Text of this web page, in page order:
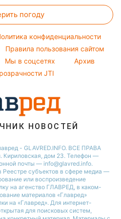
погоду
конфиденциальности
Правила пользования сайтом
Мы в соцсетях
Архив
JTI
НОВОСТЕЙ
- GLAVRED.INFO. ВСЕ ПРАВА
дом 23. Телефон —
почты — info@glavred.info.
Реестре cубъектов в сфере медиа —
или воспроизведение
на агенство ГЛАВРЕД, в каком-
материалов «Главред»
на «Главред». Для интернет-
для поисковых систем,